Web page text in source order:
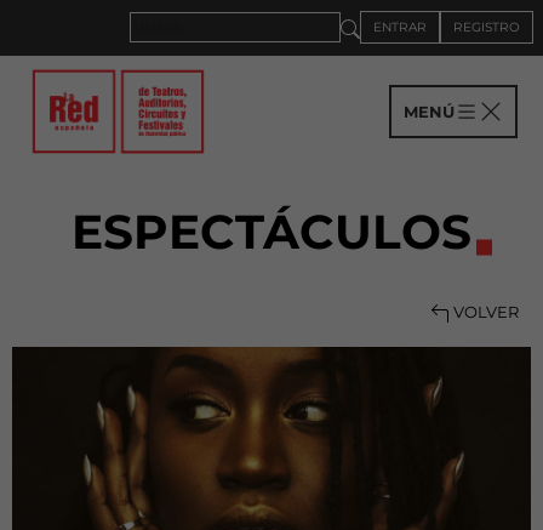
ENTRAR REGISTRO
MENÚ
ESPECTÁCULOS
VOLVER